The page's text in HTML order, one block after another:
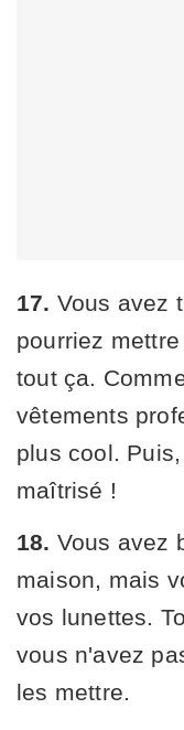
17. Vous avez
pourriez
tout ça.
vêtements
plus cool.
maîtrisé !
18. Vous avez
maison, mais
vos lunettes.
vous n'avez
les mettre.